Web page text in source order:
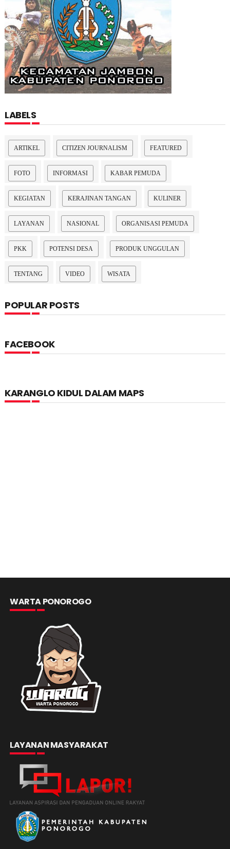
LABELS
ARTIKEL CITIZEN JOURNALISM FEATURED
FOTO INFORMASI KABAR PEMUDA
KEGIATAN KERAJINAN TANGAN KULINER
LAYANAN NASIONAL ORGANISASI PEMUDA
PKK POTENSI DESA PRODUK UNGGULAN
TENTANG VIDEO WISATA
POPULAR POSTS
FACEBOOK
KARANGLO KIDUL DALAM MAPS
WARTA PONOROGO
LAYANAN MASYARAKAT